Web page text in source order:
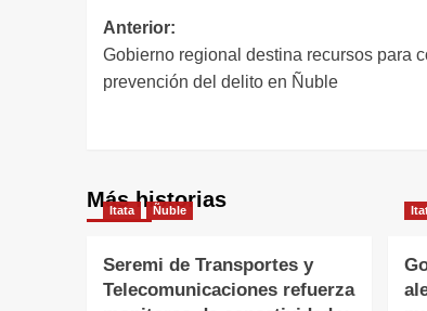
Anterior:
Gobierno regional destina recursos para
prevención del delito en Ñuble
Más historias
Itata Ñuble
Seremi de Transportes y
Telecomunicaciones refuerza